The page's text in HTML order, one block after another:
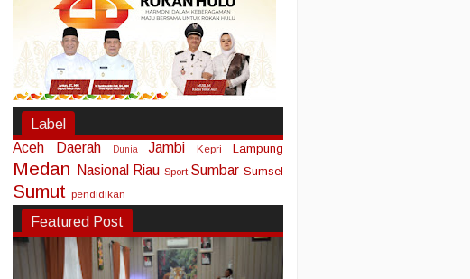
Label
Aceh
Daerah Dunia Jambi Kepri Lampung
Medan Nasional Riau Sport Sumbar Sumsel
Sumut pendidikan
Featured Post